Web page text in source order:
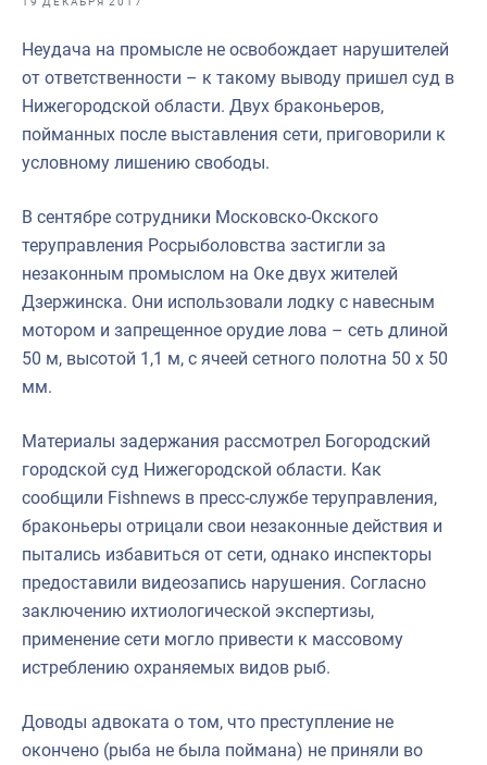
Выставки и конференции
Научно-практическая литература
Рыбоохрана России
Инфографика
Укрепление духовно-нравственных ценностей
События в России и мире
Неудача на промысле не освобождает нарушителей
от ответственности – к такому выводу пришел суд в
Нижегородской области. Двух браконьеров,
пойманных после выставления сети, приговорили к
условному лишению свободы.
В сентябре сотрудники Московско-Окского
теруправления Росрыболовства застигли за
незаконным промыслом на Оке двух жителей
Дзержинска. Они использовали лодку с навесным
мотором и запрещенное орудие лова – сеть длиной
50 м, высотой 1,1 м, с ячеей сетного полотна 50 х 50
мм.
Материалы задержания рассмотрел Богородский
городской суд Нижегородской области. Как
сообщили Fishnews в пресс-службе теруправления,
браконьеры отрицали свои незаконные действия и
пытались избавиться от сети, однако инспекторы
предоставили видеозапись нарушения. Согласно
заключению ихтиологической экспертизы,
применение сети могло привести к массовому
истреблению охраняемых видов рыб.
Доводы адвоката о том, что преступление не
окончено (рыба не была поймана) не приняли во